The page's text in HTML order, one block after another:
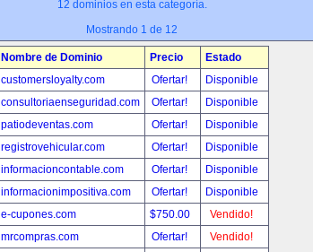
12 dominios en esta categoría.
Mostrando 1 de 12
Nombre de Dominio Precio
Estado
customersloyalty.com
Ofertar!
Disponible
consultoriaenseguridad.com
Ofertar!
Disponible
patiodeventas.com
Ofertar!
Disponible
registrovehicular.com
Ofertar!
Disponible
informacioncontable.com
Ofertar!
Disponible
informacionimpositiva.com
Ofertar!
Disponible
e-cupones.com
$750.00
Vendido!
mrcompras.com
Ofertar!
Vendido!